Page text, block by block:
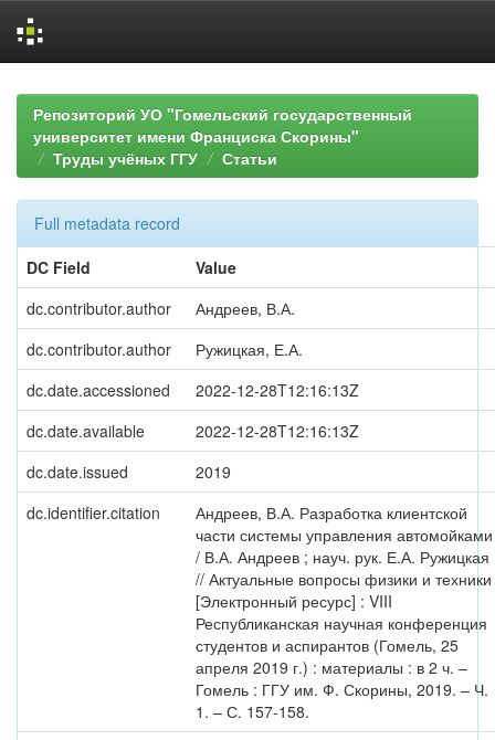
navigationРепозиторий УО "Гомельский государственный
университет имени Франциска Скорины"
Труды учёных ГГУ
Статьи
Full metadata record
DC Field
Value
dc.contributor.author
Андреев, В.А.
dc.contributor.author
Ружицкая, Е.А.
dc.date.accessioned
2022-12-28T12:16:13Z
dc.date.available
2022-12-28T12:16:13Z
dc.date.issued
2019
dc.identifier.citation
Андреев, В.А. Разработка клиентской
части системы управления автомойками
/ В.А. Андреев ; науч. рук. Е.А. Ружицкая
// Актуальные вопросы физики и техники
[Электронный ресурс] : VIII
Республиканская научная конференция
студентов и аспирантов (Гомель, 25
апреля 2019 г.) : материалы : в 2 ч. –
Гомель : ГГУ им. Ф. Скорины, 2019. – Ч.
1. – С. 157-158.